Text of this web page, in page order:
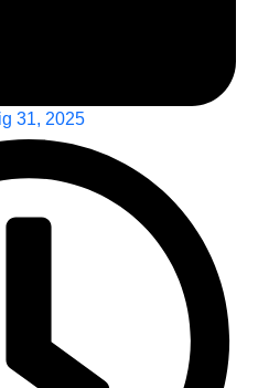
31, 2025